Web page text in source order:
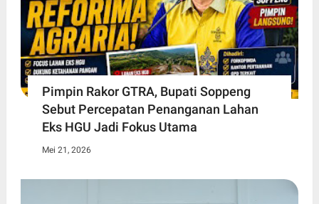
Pimpin Rakor GTRA, Bupati Soppeng
Sebut Percepatan Penanganan Lahan
Eks HGU Jadi Fokus Utama
Mei 21, 2026